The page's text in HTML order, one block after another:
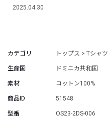
2025.04.30
カテゴリ トップス > Tシャツ
生産国 ドミニカ共和国
素材 コットン100%
商品ID 51548
型番 OS23-2DS-006